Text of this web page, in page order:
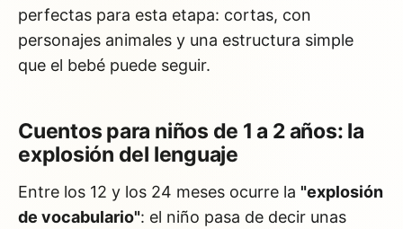
perfectas para esta etapa: cortas, con
personajes animales y una estructura simple
que el bebé puede seguir.
Cuentos para niños de 1 a 2 años: la
explosión del lenguaje
Entre los 12 y los 24 meses ocurre la "explosión
de vocabulario": el niño pasa de decir unas